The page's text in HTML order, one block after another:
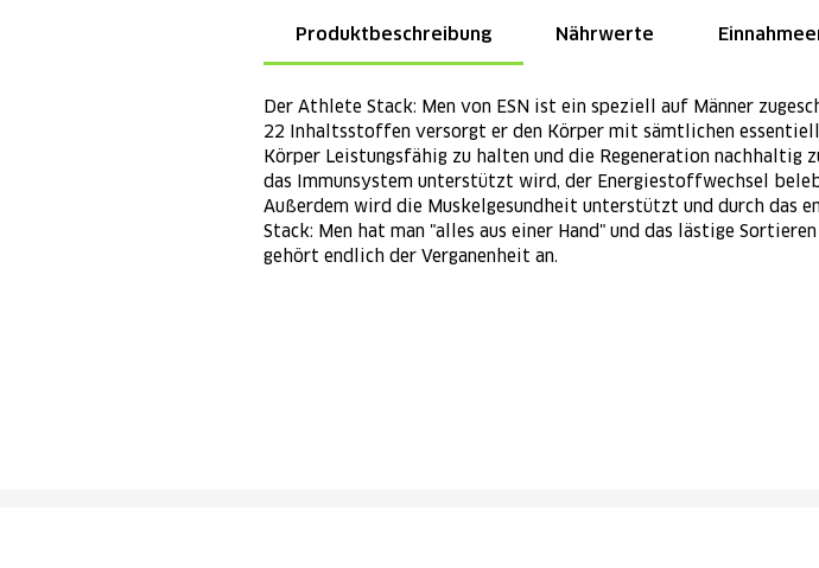
Produktbeschreibung Nährwerte
Der Athlete Stack: Men von ESN ist ein speziell auf Männer
22 Inhaltsstoffen versorgt er den Körper mit sämtlichen
Körper Leistungsfähig zu halten und die Regeneration nachhaltig
das Immunsystem unterstützt wird, der Energiestoffwechsel
Außerdem wird die Muskelgesundheit unterstützt und durch das
Stack: Men hat man "alles aus einer Hand" und das lästige
gehört endlich der Verganenheit an.